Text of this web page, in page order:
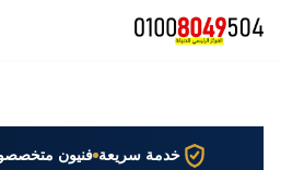
خدمة سريعة فنيون